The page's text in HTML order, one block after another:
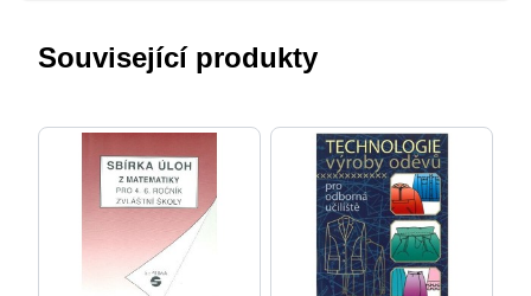
Související produkty